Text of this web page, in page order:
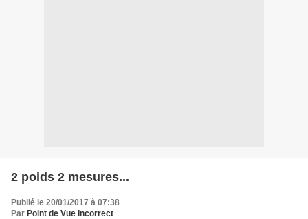
2 poids 2 mesures...
Publié le 20/01/2017 à 07:38
Par Point de Vue Incorrect